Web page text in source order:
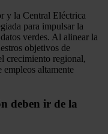
y la Central Eléctrica
para impulsar la
verdes. Al alinear la
objetivos de
crecimiento regional,
altamente
deben ir de la